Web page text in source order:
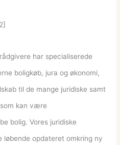
har specialiserede
boligkøb, jura og økonomi,
til de mange juridiske samt
kan være
bolig. Vores juridiske
løbende opdateret omkring ny